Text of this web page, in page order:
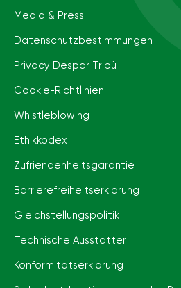
Media & Press
Datenschutzbestimmungen
Privacy Despar Tribù
Cookie-Richtlinien
Whistleblowing
Ethikkodex
Zufriendenheitsgarantie
Barrierefreiheits­erklärung
Gleichstellungspolitik
Technische Ausstatter
Konformitätserklärung